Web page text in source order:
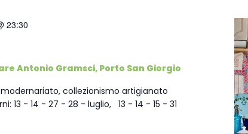
Passi di pietra fra borghi e castelli
Verso la porta dei Monti Sibillini
23:30
Antonio Gramsci, Porto San Giorgio
modernariato, collezionismo artigianato
13 - 14 - 27 - 28 - luglio, 13 - 14 - 15 - 31